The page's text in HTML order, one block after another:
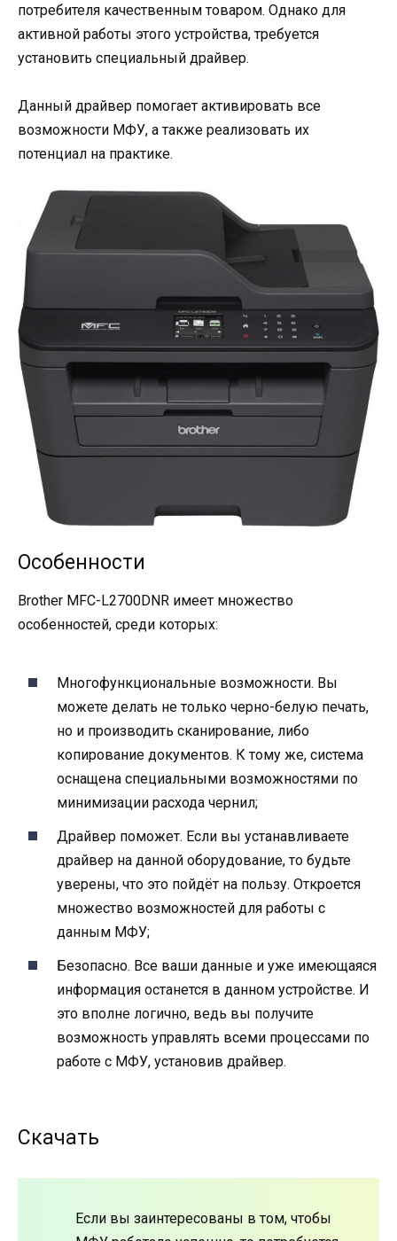
потребителя качественным товаром. Однако для
активной работы этого устройства, требуется
установить специальный драйвер.
Данный драйвер помогает активировать все
возможности МФУ, а также реализовать их
потенциал на практике.
Особенности
Brother MFC-L2700DNR имеет множество
особенностей, среди которых:
Многофункциональные возможности. Вы
можете делать не только черно-белую печать,
но и производить сканирование, либо
копирование документов. К тому же, система
оснащена специальными возможностями по
минимизации расхода чернил;
Драйвер поможет. Если вы устанавливаете
драйвер на данной оборудование, то будьте
уверены, что это пойдёт на пользу. Откроется
множество возможностей для работы с
данным МФУ;
Безопасно. Все ваши данные и уже имеющаяся
информация останется в данном устройстве. И
это вполне логично, ведь вы получите
возможность управлять всеми процессами по
работе с МФУ, установив драйвер.
Скачать
Если вы заинтересованы в том, чтобы